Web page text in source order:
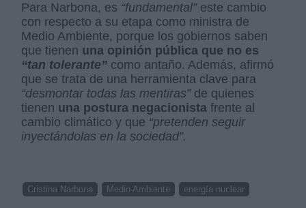
Para Narbona, es “fundamental”este cambio
con respecto a su etapa como ministra de
Medio Ambiente, porque los gobiernos saben
que tienen una opinión pública que no es
“tan tolerante” como antaño. Además, afirmó
que se trata de una herramienta clave para
“desmontar todas las mentiras”de quienes
tienen una postura negacionistafrente al
cambio climático y que “pretenden seguir
inyectándolas en la sociedad”.
Cristina Narbona Medio Ambiente energía nuclear